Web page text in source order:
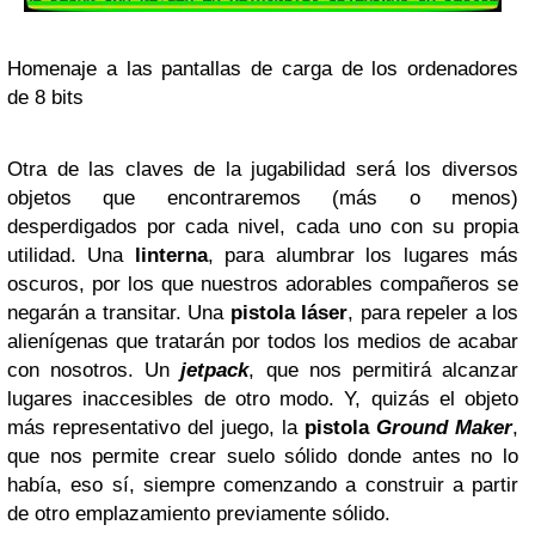
Homenaje a las pantallas de carga de los ordenadores
de 8 bits
Otra de las claves de la jugabilidad será los diversos
objetos que encontraremos (más o menos)
desperdigados por cada nivel, cada uno con su propia
utilidad. Una linterna, para alumbrar los lugares más
oscuros, por los que nuestros adorables compañeros se
negarán a transitar. Una pistola láser, para repeler a los
alienígenas que tratarán por todos los medios de acabar
con nosotros. Unjetpack, que nos permitirá alcanzar
lugares inaccesibles de otro modo. Y, quizás el objeto
más representativo del juego, la pistola Ground Maker,
que nos permite crear suelo sólido donde antes no lo
había, eso sí, siempre comenzando a construir a partir
de otro emplazamiento previamente sólido.